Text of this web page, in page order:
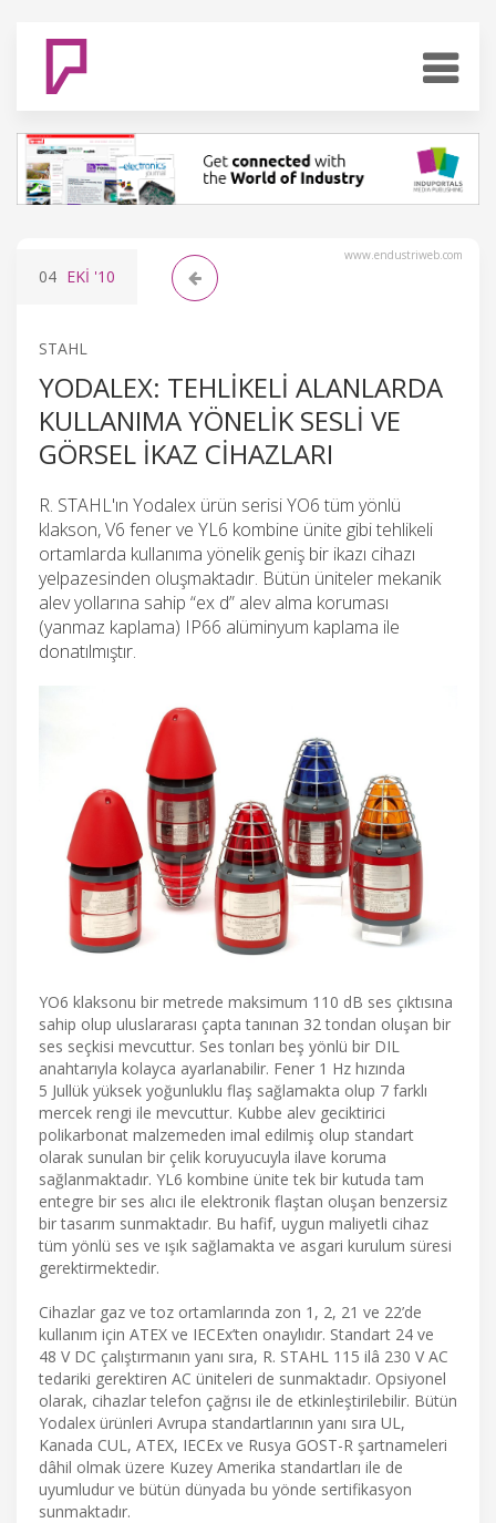
www.endustriweb.com
04 EKI '10
STAHL
YODALEX: TEHLIKELI ALANLARDA
KULLANIMA YÖNELIK SESLI VE
GÖRSEL IKAZ CIHAZLARI
R. STAHL'ın Yodalex ürün serisi YO6 tüm yönlü
klakson, V6 fener ve YL6 kombine ünite gibi tehlikeli
ortamlarda kullanıma yönelik geniş bir ikazı cihazı
yelpazesinden oluşmaktadır. Bütün üniteler mekanik
alev yollarına sahip “ex d” alev alma koruması
(yanmaz kaplama) IP66 alüminyum kaplama ile
donatılmıştır.
YO6 klaksonu bir metrede maksimum 110 dB ses çıktısına
sahip olup uluslararası çapta tanınan 32 tondan oluşan bir
ses seçkisi mevcuttur. Ses tonları beş yönlü bir DIL
anahtarıyla kolayca ayarlanabilir. Fener 1 Hz hızında
5 Jullük yüksek yoğunluklu flaş sağlamakta olup 7 farklı
mercek rengi ile mevcuttur. Kubbe alev geciktirici
polikarbonat malzemeden imal edilmiş olup standart
olarak sunulan bir çelik koruyucuyla ilave koruma
sağlanmaktadır. YL6 kombine ünite tek bir kutuda tam
entegre bir ses alıcı ile elektronik flaştan oluşan benzersiz
bir tasarım sunmaktadır. Bu hafif, uygun maliyetli cihaz
tüm yönlü ses ve ışık sağlamakta ve asgari kurulum süresi
gerektirmektedir.
Cihazlar gaz ve toz ortamlarında zon 1, 2, 21 ve 22’de
kullanım için ATEX ve IECEx’ten onaylıdır. Standart 24 ve
48 V DC çalıştırmanın yanı sıra, R. STAHL 115 ilâ 230 V AC
tedariki gerektiren AC üniteleri de sunmaktadır. Opsiyonel
olarak, cihazlar telefon çağrısı ile de etkinleştirilebilir. Bütün
Yodalex ürünleri Avrupa standartlarının yanı sıra UL,
Kanada CUL, ATEX, IECEx ve Rusya GOST-R şartnameleri
dâhil olmak üzere Kuzey Amerika standartları ile de
uyumludur ve bütün dünyada bu yönde sertifikasyon
sunmaktadır.